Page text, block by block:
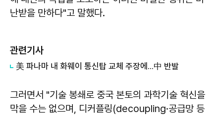
난받을 만하다"고 말했다.
관련기사
美 파나마 내 화웨이 통신탑 교체 주장에...中 반발
그러면서 "기술 봉쇄로 중국 본토의 과학기술 혁신을
막을 수는 없으며, 디커플링(decoupling·공급망 등